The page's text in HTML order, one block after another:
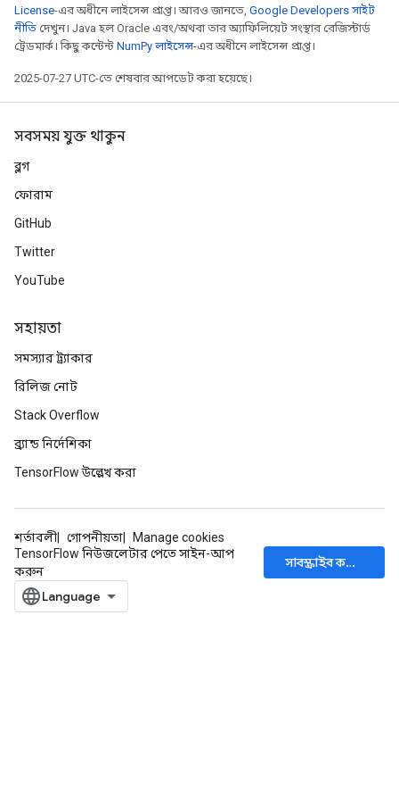
License-এর অধীনে লাইসেন্স প্রাপ্ত। আরও জানতে, Google Developers সাইট
নীতি দেখুন। Java হল Oracle এবং/অথবা তার অ্যাফিলিয়েট সংস্থার রেজিস্টার্ড
ট্রেডমার্ক। কিছু কন্টেন্ট NumPy লাইসেন্স-এর অধীনে লাইসেন্স প্রাপ্ত।
2025-07-27 UTC-তে শেষবার আপডেট করা হয়েছে।
সবসময় যুক্ত থাকুন
ব্লগ
ফোরাম
GitHub
Twitter
YouTube
সহায়তা
সমস্যার ট্র্যাকার
রিলিজ নোট
Stack Overflow
ব্র্যান্ড নির্দেশিকা
TensorFlow উল্লেখ করা
শর্তাবলী গোপনীয়তা
Manage cookies
TensorFlow নিউজলেটার পেতে সাইন-আপ
করুন
সাবস্ক্রাইব করুন